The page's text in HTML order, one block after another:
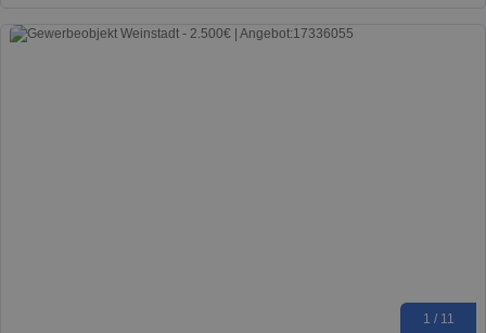
1 / 11